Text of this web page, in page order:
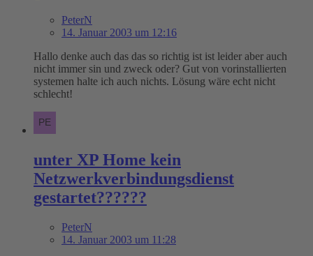
PeterN
14. Januar 2003 um 12:16
Hallo denke auch das das so richtig ist ist leider aber auch
nicht immer sin und zweck oder? Gut von vorinstallierten
systemen halte ich auch nichts. Lösung wäre echt nicht
schlecht!
unter XP Home kein
Netzwerkverbindungsdienst
gestartet??????
PeterN
14. Januar 2003 um 11:28